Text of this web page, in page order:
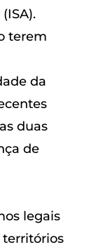
terem
da
duas
de
legais
territórios